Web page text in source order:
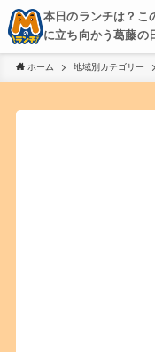
本日のランチは？こ
に立ち向かう葛藤の
京都・神戸を中心と
き、飲み歩きを綴る。
ホーム 地域別カテゴリー